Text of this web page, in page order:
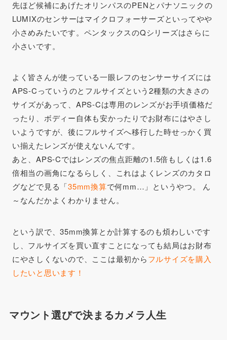
先ほど候補にあげたオリンパスのPENとパナソニックの
LUMIXのセンサーはマイクロフォーサーズといってやや
小さめみたいです。ペンタックスのQシリーズはさらに
小さいです。
よく皆さんが使っている一眼レフのセンサーサイズには
APS-Cっていうのと フルサイズという2種類の大きさの
サイズがあって、APS-Cは専用のレンズがお手頃価格だ
ったり、ボディー自体も安かったりでお財布にはやさし
いようですが、後にフルサイズへ移行した時せっかく買
い揃えたレンズが使えないんです。
あと、APS-Cではレンズの焦点距離の1.5倍もしくは1.6
倍相当の画角になるらしく、これはよくレンズのカタロ
グなどで見る「35mm換算で何mm…」というやつ。 ん
～なんだかよくわかりません。
という訳で、35mm換算とか計算するのも煩わしいです
し、フルサイズを買い直すことになっても結局はお財布
にやさしくないので、ここは最初からフルサイズを購入
したいと思います！
マウント選びで決まるカメラ人生